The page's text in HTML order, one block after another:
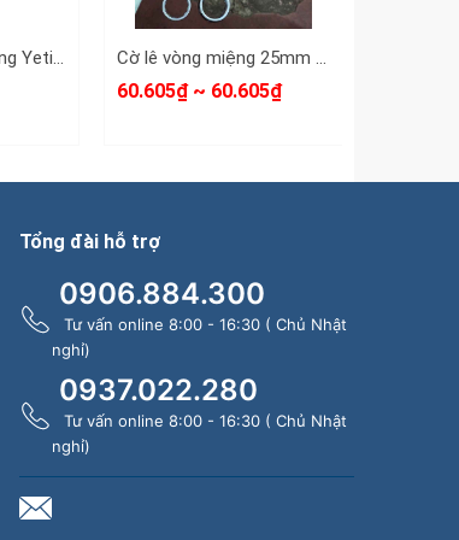
Bộ cờ lê vòng miệng Yeti đầu búa 14 chi tiết 8-24mm YETI-32201A Cờ lê vòng miệng 25mm 26mm TYETI dài 405mm TYETI-32025A TYETI-32026A
60.605₫ ~ 60.605₫
Tổng đài hỗ trợ
0906.884.300
Tư vấn online 8:00 - 16:30 ( Chủ Nhật
nghỉ)
0937.022.280
Tư vấn online 8:00 - 16:30 ( Chủ Nhật
nghỉ)